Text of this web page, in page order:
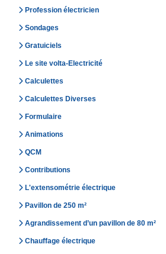
Profession électricien
Sondages
Gratuiciels
Le site volta-Electricité
Calculettes
Calculettes Diverses
Formulaire
Animations
QCM
Contributions
L'extensométrie électrique
Pavillon de 250 m²
Agrandissement d’un pavillon de 80 m²
Chauffage électrique